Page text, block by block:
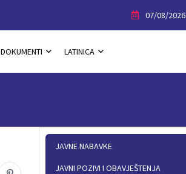
07/08/2026
DOKUMENTI LATINICA
JAVNE NABAVKE
JAVNI POZIVI I OBAVJEŠTENJA